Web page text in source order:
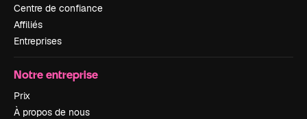
Centre de confiance
Affiliés
Entreprises
Notre entreprise
Prix
À propos de nous